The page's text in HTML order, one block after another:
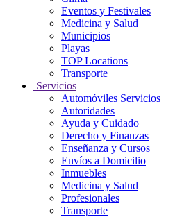
Eventos y Festivales
Medicina y Salud
Municipios
Playas
TOP Locations
Transporte
Servicios
Automóviles Servicios
Autoridades
Ayuda y Cuidado
Derecho y Finanzas
Enseñanza y Cursos
Envíos a Domicilio
Inmuebles
Medicina y Salud
Profesionales
Transporte